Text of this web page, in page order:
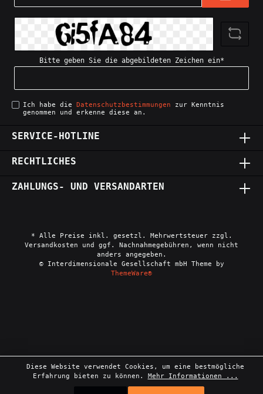
Adresse*
Bitte geben Sie die abgebildeten Zeichen ein*
Ich habe die Datenschutzbestimmungen zur Kenntnis
genommen und erkenne diese an.
SERVICE-HOTLINE
RECHTLICHES
ZAHLUNGS- UND VERSANDARTEN
* Alle Preise inkl. gesetzl. Mehrwertsteuer zzgl.
Versandkosten und ggf. Nachnahmegebühren, wenn nicht
anders angegeben.
© Interdimensionale Gesellschaft mbH Theme by
ThemeWare®
Diese Website verwendet Cookies, um eine bestmögliche
Erfahrung bieten zu können. Mehr Informationen ...